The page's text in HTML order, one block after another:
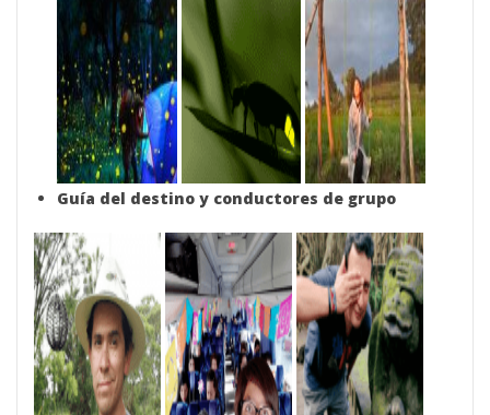
Guía del destino y conductores de grupo